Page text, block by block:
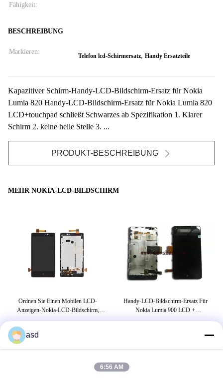
Fähigkeit:
BESCHREIBUNG
Markieren:
Telefon lcd-Schirmersatz, Handy Ersatzteile
Kapazitiver Schirm-Handy-LCD-Bildschirm-Ersatz für Nokia
Lumia 820 Handy-LCD-Bildschirm-Ersatz für Nokia Lumia 820
LCD+touchpad schließt Schwarzes ab Spezifikation 1. Klarer
Schirm 2. keine helle Stelle 3. ...
PRODUKT-BESCHREIBUNG
MEHR NOKIA-LCD-BILDSCHIRM
Ordnen Sie Einen Mobilen LCD-
Anzeigen-Nokia-LCD-Bildschirm,
Handy-LCD-Bildschirm-Ersatz Für
Nokia Lumia 900 LCD +
UMBAUTEN
asd
6:56 AM